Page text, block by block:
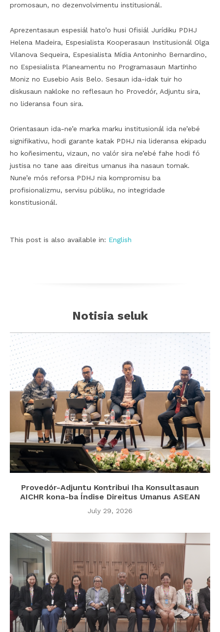
promosaun, no dezenvolvimentu institusionál.
Aprezentasaun espesiál hato’o husi Ofisiál Jurídiku PDHJ
Helena Madeira, Espesialista Kooperasaun Institusionál Olga
Vilanova Sequeira, Espesialista Mídia Antoninho Bernardino,
no Espesialista Planeamentu no Programasaun Martinho
Moniz no Eusebio Asis Belo. Sesaun ida-idak tuir ho
diskusaun nakloke no reflesaun ho Provedór, Adjuntu sira,
no lideransa foun sira.
Orientasaun ida-ne’e marka marku institusionál ida ne’ebé
signifikativu, hodi garante katak PDHJ nia lideransa ekipadu
ho koñesimentu, vizaun, no valór sira ne’ebé fahe hodi fó
justisa no tane aas direitus umanus iha nasaun tomak.
Nune’e mós reforsa PDHJ nia kompromisu ba
profisionalizmu, servisu públiku, no integridade
konstitusionál.
This post is also available in: English
Notisia seluk
Provedór-Adjuntu Kontribui Iha Konsultasaun
AICHR kona-ba Índise Direitus Umanus ASEAN
July 29, 2026